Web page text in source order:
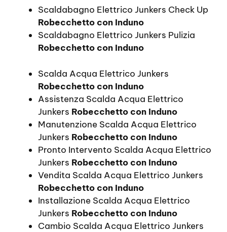
Scaldabagno Elettrico Junkers Check Up
Robecchetto con Induno
Scaldabagno Elettrico Junkers Pulizia
Robecchetto con Induno
Scalda Acqua Elettrico Junkers
Robecchetto con Induno
Assistenza Scalda Acqua Elettrico
Junkers Robecchetto con Induno
Manutenzione Scalda Acqua Elettrico
Junkers Robecchetto con Induno
Pronto Intervento Scalda Acqua Elettrico
Junkers Robecchetto con Induno
Vendita Scalda Acqua Elettrico Junkers
Robecchetto con Induno
Installazione Scalda Acqua Elettrico
Junkers Robecchetto con Induno
Cambio Scalda Acqua Elettrico Junkers